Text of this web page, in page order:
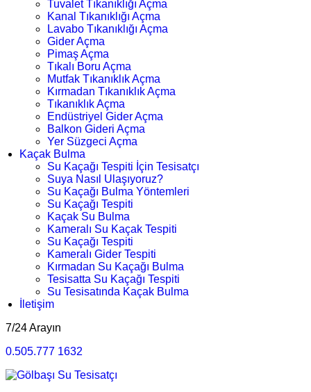
Tuvalet Tıkanıklığı Açma
Kanal Tıkanıklığı Açma
Lavabo Tıkanıklığı Açma
Gider Açma
Pimaş Açma
Tıkalı Boru Açma
Mutfak Tıkanıklık Açma
Kırmadan Tıkanıklık Açma
Tıkanıklık Açma
Endüstriyel Gider Açma
Balkon Gideri Açma
Yer Süzgeci Açma
Kaçak Bulma
Su Kaçağı Tespiti İçin Tesisatçı
Suya Nasıl Ulaşıyoruz?
Su Kaçağı Bulma Yöntemleri
Su Kaçağı Tespiti
Kaçak Su Bulma
Kameralı Su Kaçak Tespiti
Su Kaçağı Tespiti
Kameralı Gider Tespiti
Kırmadan Su Kaçağı Bulma
Tesisatta Su Kaçağı Tespiti
Su Tesisatında Kaçak Bulma
İletişim
7/24 Arayın
0.505.777 1632